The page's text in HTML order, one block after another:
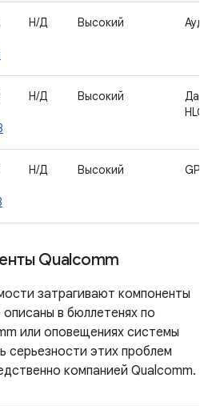
Н/Д Высокий
Н/Д Высокий
Н/Д Высокий GPS
Qualcomm
затрагивают компоненты
в бюллетенях по
или оповещениях системы
серьезности этих проблем
компанией Qualcomm.